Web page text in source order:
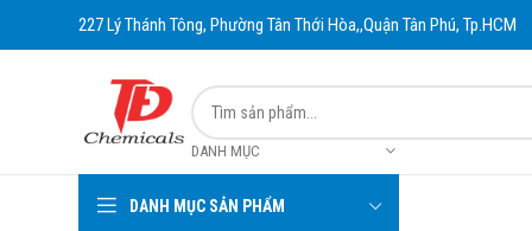
227 Lý Thánh Tông, Phường Tân Thới Hòa,,Quận Tân Phú, Tp.HCM
DANH MỤC
DANH MỤC SẢN PHẨM